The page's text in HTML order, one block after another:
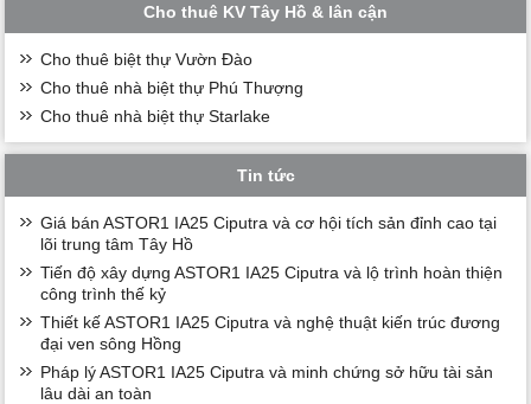
Cho thuê KV Tây Hồ & lân cận
Cho thuê biệt thự Vườn Đào
Cho thuê nhà biệt thự Phú Thượng
Cho thuê nhà biệt thự Starlake
Tin tức
Giá bán ASTOR1 IA25 Ciputra và cơ hội tích sản đỉnh cao tại
lõi trung tâm Tây Hồ
Tiến độ xây dựng ASTOR1 IA25 Ciputra và lộ trình hoàn thiện
công trình thế kỷ
Thiết kế ASTOR1 IA25 Ciputra và nghệ thuật kiến trúc đương
đại ven sông Hồng
Pháp lý ASTOR1 IA25 Ciputra và minh chứng sở hữu tài sản
lâu dài an toàn